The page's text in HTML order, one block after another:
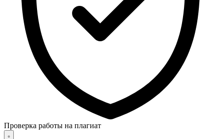
Проверка работы на плагиат